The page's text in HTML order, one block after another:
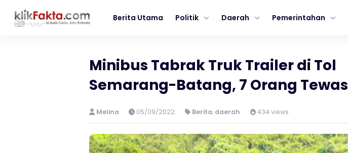
Berita Utama Politik Daerah Pemerintahan
Minibus Tabrak Truk Trailer di Tol
Semarang-Batang, 7 Orang Tewas
Melina 05/09/2022 Berita, daerah 434 views